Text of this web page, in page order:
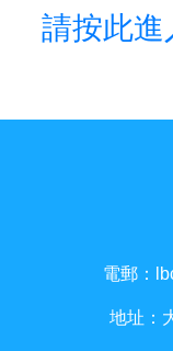
請按此進
電郵：
地址：